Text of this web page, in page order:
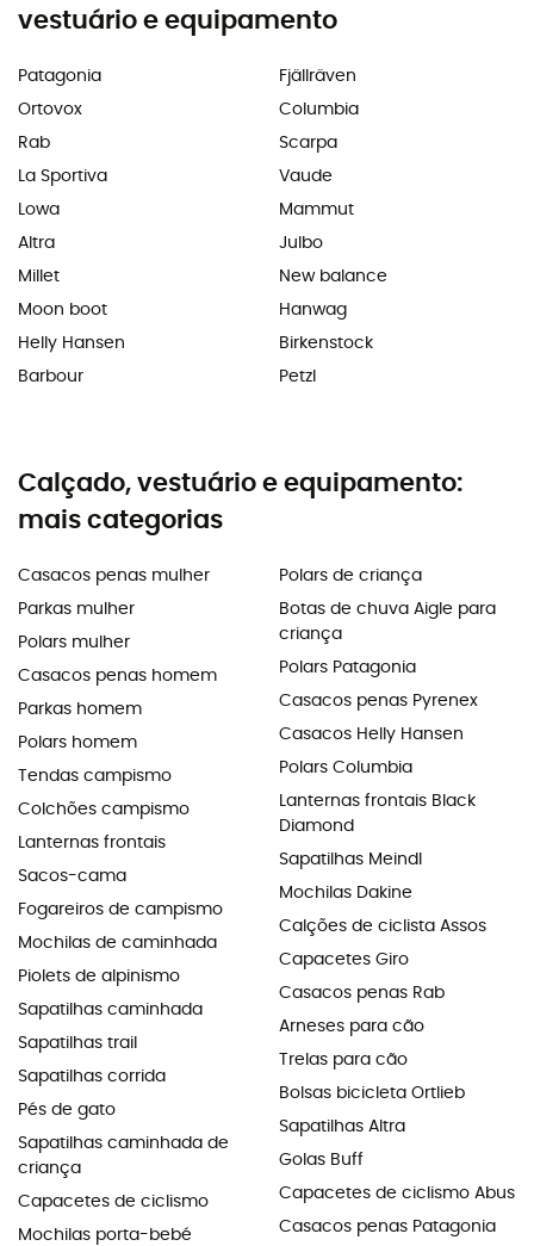
vestuário e equipamento
Patagonia
Ortovox
Rab
La Sportiva
Lowa
Altra
Millet
Moon boot
Helly Hansen
Barbour
Fjällräven
Columbia
Scarpa
Vaude
Mammut
Julbo
New balance
Hanwag
Birkenstock
Petzl
Calçado, vestuário e equipamento:
mais categorias
Casacos penas mulher
Parkas mulher
Polars mulher
Casacos penas homem
Parkas homem
Polars homem
Tendas campismo
Colchões campismo
Lanternas frontais
Sacos-cama
Fogareiros de campismo
Mochilas de caminhada
Piolets de alpinismo
Sapatilhas caminhada
Sapatilhas trail
Sapatilhas corrida
Pés de gato
Sapatilhas caminhada de
criança
Capacetes de ciclismo
Mochilas porta-bebé
Polars de criança
Botas de chuva Aigle para
criança
Polars Patagonia
Casacos penas Pyrenex
Casacos Helly Hansen
Polars Columbia
Lanternas frontais Black
Diamond
Sapatilhas Meindl
Mochilas Dakine
Calções de ciclista Assos
Capacetes Giro
Casacos penas Rab
Arneses para cão
Trelas para cão
Bolsas bicicleta Ortlieb
Sapatilhas Altra
Golas Buff
Capacetes de ciclismo Abus
Casacos penas Patagonia